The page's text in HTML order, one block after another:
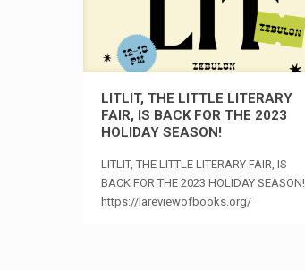
LITLIT, THE LITTLE LITERARY
FAIR, IS BACK FOR THE 2023
HOLIDAY SEASON!
LITLIT, THE LITTLE LITERARY FAIR, IS
BACK FOR THE 2023 HOLIDAY SEASON!
https://lareviewofbooks.org/